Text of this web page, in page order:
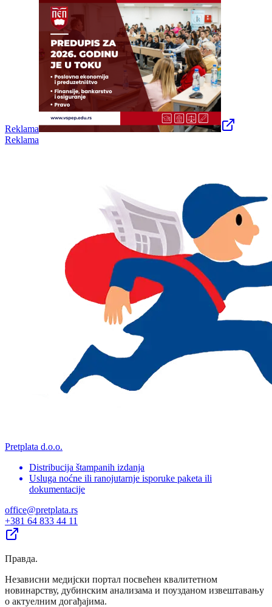
Reklama
Reklama
Pretplata d.o.o.
Distribucija štampanih izdanja
Usluga noćne ili ranojutarnje isporuke paketa ili
dokumentacije
office@pretplata.rs
+381 64 833 44 11
Правда.
Независни медијски портал посвећен квалитетном
новинарству, дубинским анализама и поузданом извештавању
о актуелним догађајима.